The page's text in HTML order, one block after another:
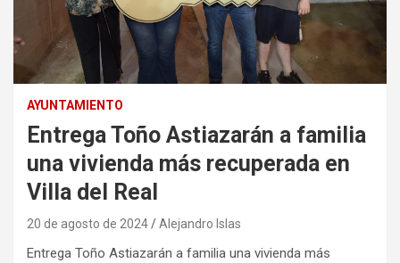
AYUNTAMIENTO
Entrega Toño Astiazarán a familia
una vivienda más recuperada en
Villa del Real
20 de agosto de 2024 Alejandro Islas
Entrega Toño Astiazarán a familia una vivienda más